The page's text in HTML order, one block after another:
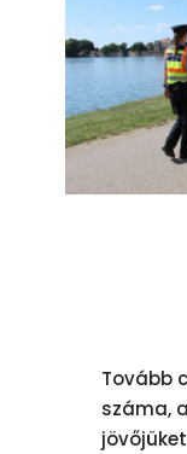
Tovább
száma,